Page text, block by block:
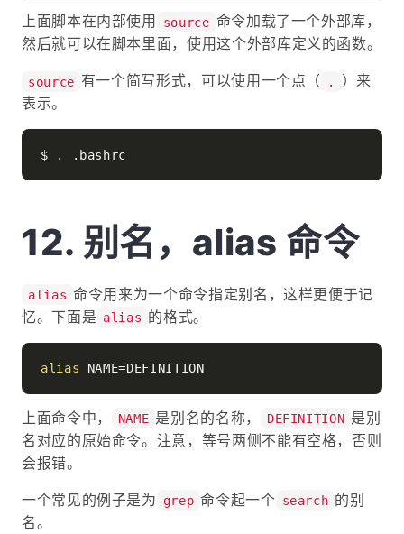
上面脚本在内部使用 source 命令加载了一个外部库，
然后就可以在脚本里面，使用这个外部库定义的函数。
source 有一个简写形式，可以使用一个点（
）来
表示。
别名，alias 命令
alias 命令用来为一个命令指定别名，这样更便于记
忆。下面是 alias 的格式。
alias
上面命令中， NAME 是别名的名称， DEFINITION 是别
名对应的原始命令。注意，等号两侧不能有空格，否则
会报错。
一个常见的例子是为 grep 命令起一个 search 的别
名。